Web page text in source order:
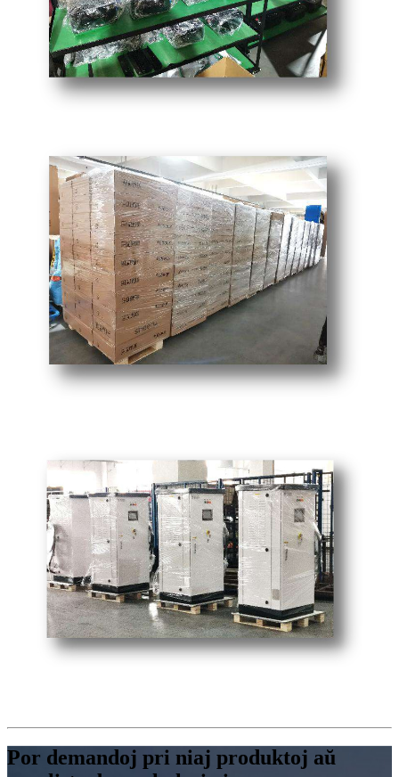
Por demandoj pri niaj produktoj aŭ